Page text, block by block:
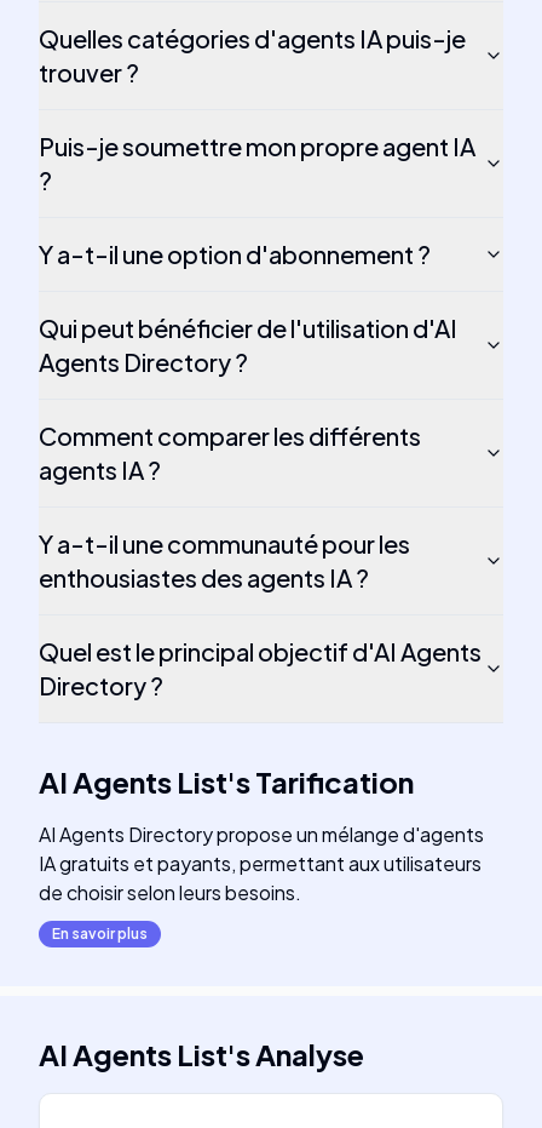
Quelles catégories d'agents IA puis-je
trouver ?
Puis-je soumettre mon propre agent IA
?
Y a-t-il une option d'abonnement ?
Qui peut bénéficier de l'utilisation d'AI
Agents Directory ?
Comment comparer les différents
agents IA ?
Y a-t-il une communauté pour les
enthousiastes des agents IA ?
Quel est le principal objectif d'AI Agents
Directory ?
AI Agents List'sTarification
AI Agents Directory propose un mélange d'agents
IA gratuits et payants, permettant aux utilisateurs
de choisir selon leurs besoins.
En savoir plus
AI Agents List'sAnalyse